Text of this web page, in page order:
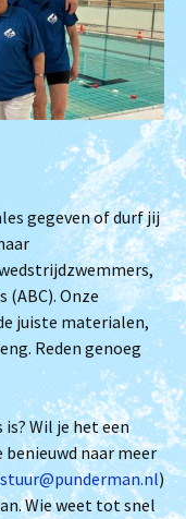
gegeven of durf jij
Onze
juiste materialen,
Reden genoeg
Wil je het een
naar meer
)
Wie weet tot snel